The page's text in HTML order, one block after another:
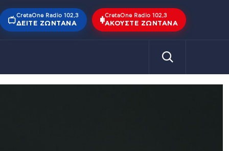
CretaOne Radio 102,3
ΔΕΊΤΕ ΖΩΝΤΑΝΆ
CretaOne Radio 102,3
ΑΚΟΎΣΤΕ ΖΩΝΤΑΝΆ